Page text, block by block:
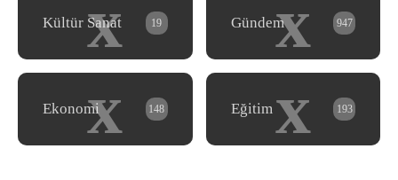
x
Kültür Sanat 19 x
Gündem 947
x
Ekonomi 148 x
Eğitim 193